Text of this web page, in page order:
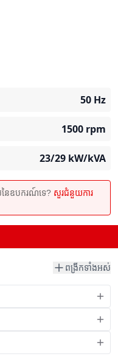
50 Hz
1500 rpm
23/29 kW/kVA
ៃឧបករណ៍ទេ? សួរជំនួយការ
ពង្រីកទាំងអស់